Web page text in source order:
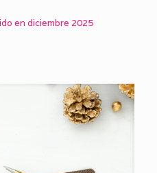
en diciembre 2025